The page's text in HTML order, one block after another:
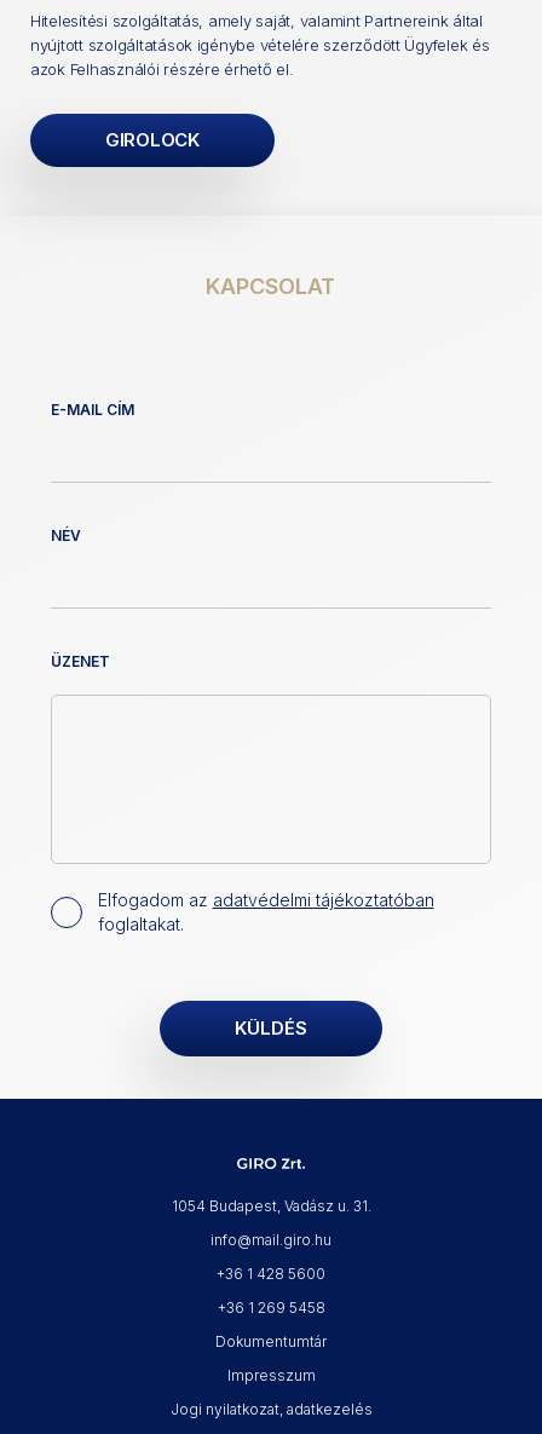
Hitelesítési szolgáltatás, amely saját, valamint Partnereink által
nyújtott szolgáltatások igénybe vételére szerződött Ügyfelek és
azok Felhasználói részére érhető el.
GIROLOCK
KAPCSOLAT
E-MAIL CÍM
NÉV
ÜZENET
Elfogadom az adatvédelmi tájékoztatóban
foglaltakat.
1054 Budapest, Vadász u. 31.
info@mail.giro.hu
+36 1 428 5600
+36 1 269 5458
Dokumentumtár
Impresszum
Jogi nyilatkozat, adatkezelés